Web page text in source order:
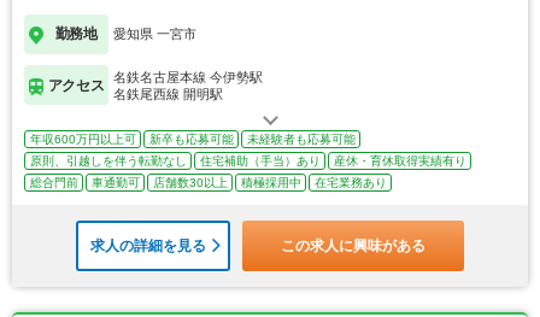
勤務地 愛知県 一宮市
アクセス
名鉄名古屋本線 今伊勢駅
名鉄尾西線 開明駅
年収600万円以上可 新卒も応募可能
未経験者も応募可能
原則、引越しを伴う転勤なし
住宅補助（手当）あり
産休・育休取得実績有り
総合門前
車通勤可 店舗数30以上 積極採用中 在宅業務あり
求人の詳細を見る この求人に興味がある